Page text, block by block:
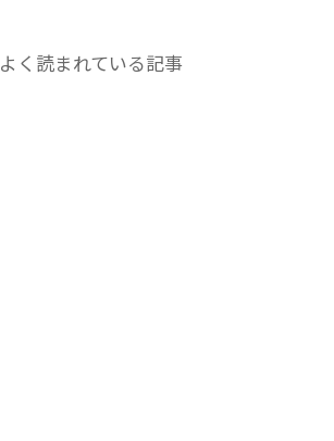
よく読まれている記事